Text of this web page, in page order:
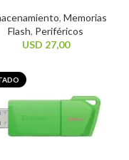
, Memorias
Flash, Periféricos
USD 27,00